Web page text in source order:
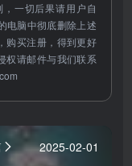
一切后果请用户自
电脑中彻底删除上述
购买注册，得到更好
权请邮件与我们联系
2025-02-01